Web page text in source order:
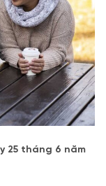
25 tháng 6 năm